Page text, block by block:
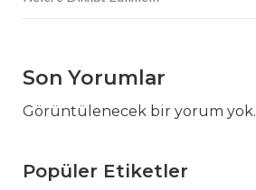
Son Yorumlar
Görüntülenecek bir yorum yok.
Popüler Etiketler